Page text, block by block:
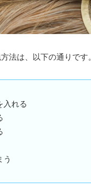
法は、以下の通りです。
入れる